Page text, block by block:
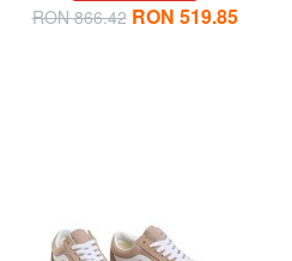
RON 866.42 RON 519.85